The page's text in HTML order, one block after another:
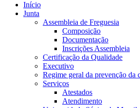
Início
Junta
Assembleia de Freguesia
Composição
Documentação
Inscrições Assembleia
Certificação da Qualidade
Executivo
Regime geral da prevenção da
Serviços
Atestados
Atendimento